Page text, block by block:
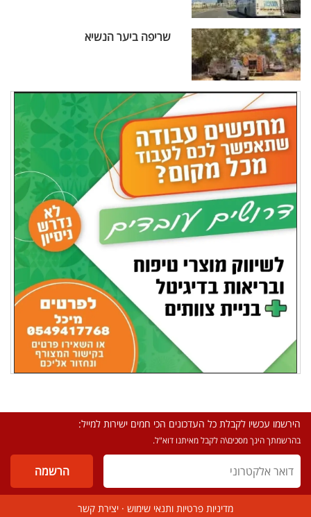
שריפה ביער הנשיא
הירשמו עכשיו לקבלת כל העדכונים הכי חמים ישירות למייל:
בהרשמתך הינך מסכים\ה לקבל מאיתנו דוא"ל.
מדיניות פרטיות ותנאי שימוש · יצירת קשר